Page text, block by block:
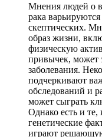
Мнения людей о
рака
скептических.
образ жизни,
физическую
привычек, может
заболевания.
подчеркивают
обследований и
может сыграть
Однако есть и те,
генетические
играют